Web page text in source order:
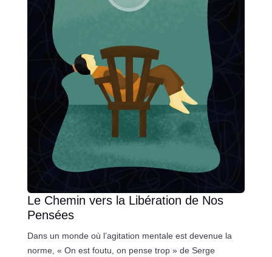
Le Chemin vers la Libération de Nos
Pensées
Dans un monde où l’agitation mentale est devenue la
norme, « On est foutu, on pense trop » de Serge